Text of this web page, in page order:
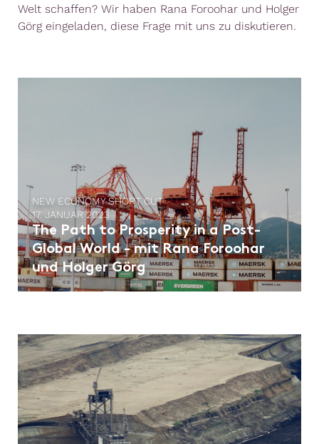
Welt schaffen? Wir haben Rana Foroohar und Holger
Görg eingeladen, diese Frage mit uns zu diskutieren.
NEW ECONOMY SHORT CUT
17. JANUAR 2023
The Path to Prosperity in a Post-
Global World - mit Rana Foroohar
und Holger Görg